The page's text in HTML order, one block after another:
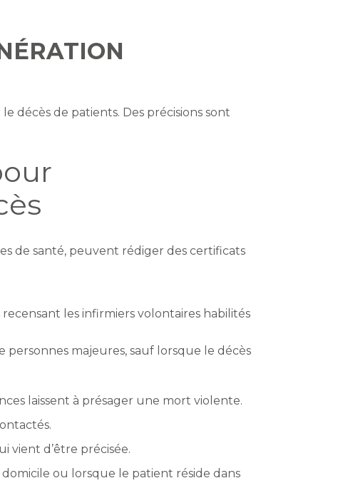
décès de patients. Des précisions sont
de santé, peuvent rédiger des certificats
les infirmiers volontaires habilités
personnes majeures, sauf lorsque le décès
laissent à présager une mort violente.
vient d’être précisée.
ou lorsque le patient réside dans